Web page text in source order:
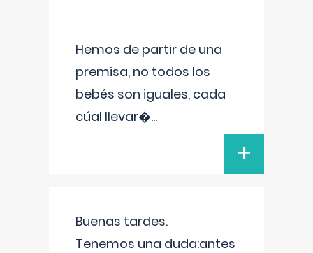
Hemos de partir de una
premisa, no todos los
bebés son iguales, cada
cúal llevar�...
+
Buenas tardes.
Tenemos una duda:antes